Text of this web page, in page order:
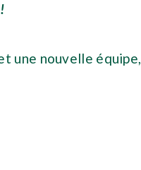
une nouvelle